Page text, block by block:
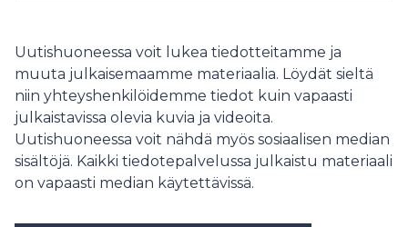
tietoteknologisen suvereniteetin vaarantumisesta.
Ministeriö esittää näkemyksensä eduskunnan
perustuslakivaliokunnalle 16.3.2026 antamassaan
harvinaisen suorasanaisessa lausunnossaan.
Uutishuoneessa voit lukea tiedotteitamme ja
muuta julkaisemaamme materiaalia. Löydät sieltä
niin yhteyshenkilöidemme tiedot kuin vapaasti
julkaistavissa olevia kuvia ja videoita.
Uutishuoneessa voit nähdä myös sosiaalisen median
sisältöjä. Kaikki tiedotepalvelussa julkaistu materiaali
on vapaasti median käytettävissä.